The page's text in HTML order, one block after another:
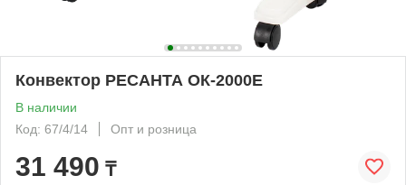
Конвектор РЕСАНТА ОК-2000Е
В наличии
Код: 67/4/14
Опт и розница
31 490 ₸